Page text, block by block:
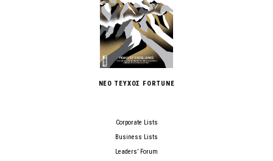
ΝΕΟ ΤΕΥΧΟΣ FORTUNE
Corporate Lists
Business Lists
Leaders’ Forum